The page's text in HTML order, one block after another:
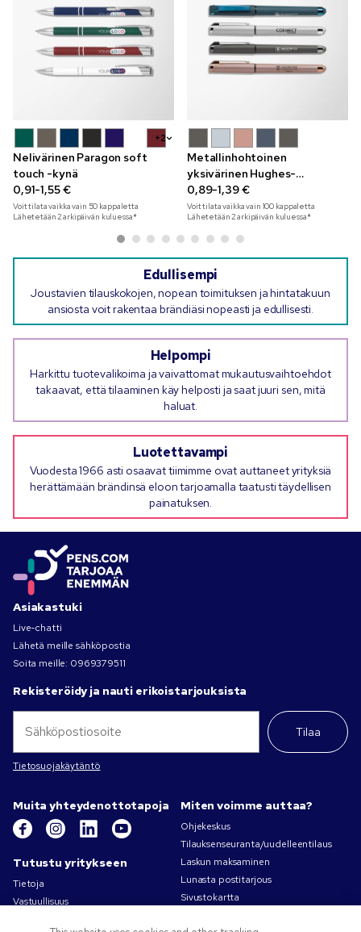
+2
Nelivärinen Paragon soft
touch -kynä
0,91-1,55 €
Voit tilata vaikka vain 50 kappaletta
Lähetetään 2 arkipäivän kuluessa*
Metallinhohtoinen
yksivärinen Hughes-
geelikynä
0,89-1,39 €
Voit tilata vaikka vain 100 kappaletta
Lähetetään 2 arkipäivän kuluessa*
Edullisempi
Joustavien tilauskokojen, nopean toimituksen ja hintatakuun
ansiosta voit rakentaa brändiäsi nopeasti ja edullisesti.
Helpompi
Harkittu tuotevalikoima ja vaivattomat mukautusvaihtoehdot
takaavat, että tilaaminen käy helposti ja saat juuri sen, mitä
haluat.
Luotettavampi
Vuodesta 1966 asti osaavat tiimimme ovat auttaneet yrityksiä
herättämään brändinsä eloon tarjoamalla taatusti täydellisen
painatuksen.
Asiakastuki
Live-chatti
Lähetä meille sähköpostia
Soita meille: 0969379511
Rekisteröidy ja nauti erikoistarjouksista
Tilaa
Tietosuojakäytäntö
Muita yhteydenottotapoja
Tutustu yritykseen
Tietoja
Vastuullisuus
Miten voimme auttaa?
Ohjekeskus
Tilauksenseuranta/uudelleentilaus
Laskun maksaminen
Lunasta postitarjous
Sivustokartta